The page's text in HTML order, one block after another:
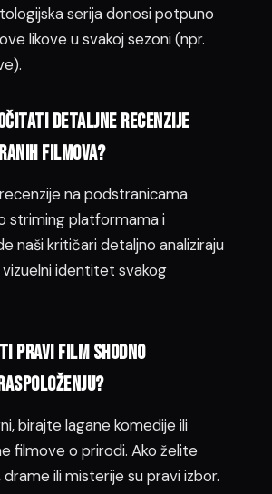
serija donosi potpuno
likove u svakoj sezoni (npr.
detaljne recenzije
filmova?
na podstranicama
striming platformama i
naši kritičari detaljno analiziraju
vizuelni identitet svakog
pravi film shodno
birajte lagane komedije ili
filmove o prirodi. Ako želite
ili misterije su pravi izbor.